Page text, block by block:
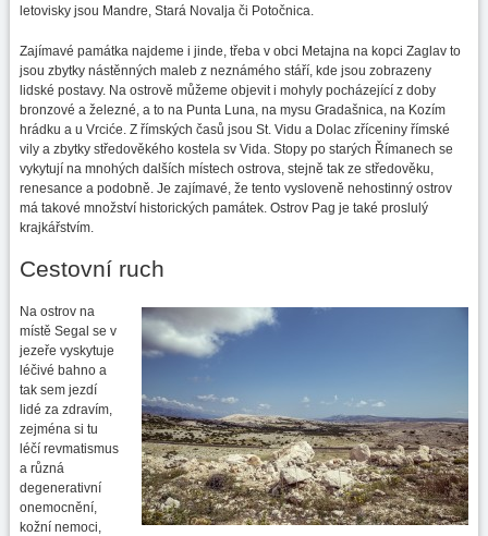
letovisky jsou Mandre, Stará Novalja či Potočnica.
Zajímavé památka najdeme i jinde, třeba v obci Metajna na kopci Zaglav to
jsou zbytky nástěnných maleb z neznámého stáří, kde jsou zobrazeny
lidské postavy. Na ostrově můžeme objevit i mohyly pocházející z doby
bronzové a železné, a to na Punta Luna, na mysu Gradašnica, na Kozím
hrádku a u Vrciće. Z římských časů jsou St. Vidu a Dolac zříceniny římské
vily a zbytky středověkého kostela sv Vida. Stopy po starých Římanech se
vykytují na mnohých dalších místech ostrova, stejně tak ze středověku,
renesance a podobně. Je zajímavé, že tento vysloveně nehostinný ostrov
má takové množství historických památek. Ostrov Pag je také proslulý
krajkářstvím.
Cestovní ruch
Na ostrov na
místě Segal se v
jezeře vyskytuje
léčivé bahno a
tak sem jezdí
lidé za zdravím,
zejména si tu
léčí revmatismus
a různá
degenerativní
onemocnění,
kožní nemoci,